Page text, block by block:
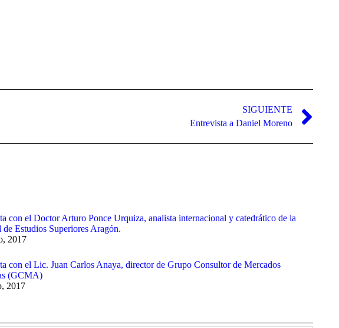
SIGUIENTE
Entrevista a Daniel Moreno
con el Doctor Arturo Ponce Urquiza, analista internacional y catedrático de la
de Estudios Superiores Aragón.
2017
con el Lic. Juan Carlos Anaya, director de Grupo Consultor de Mercados
(GCMA)
2017